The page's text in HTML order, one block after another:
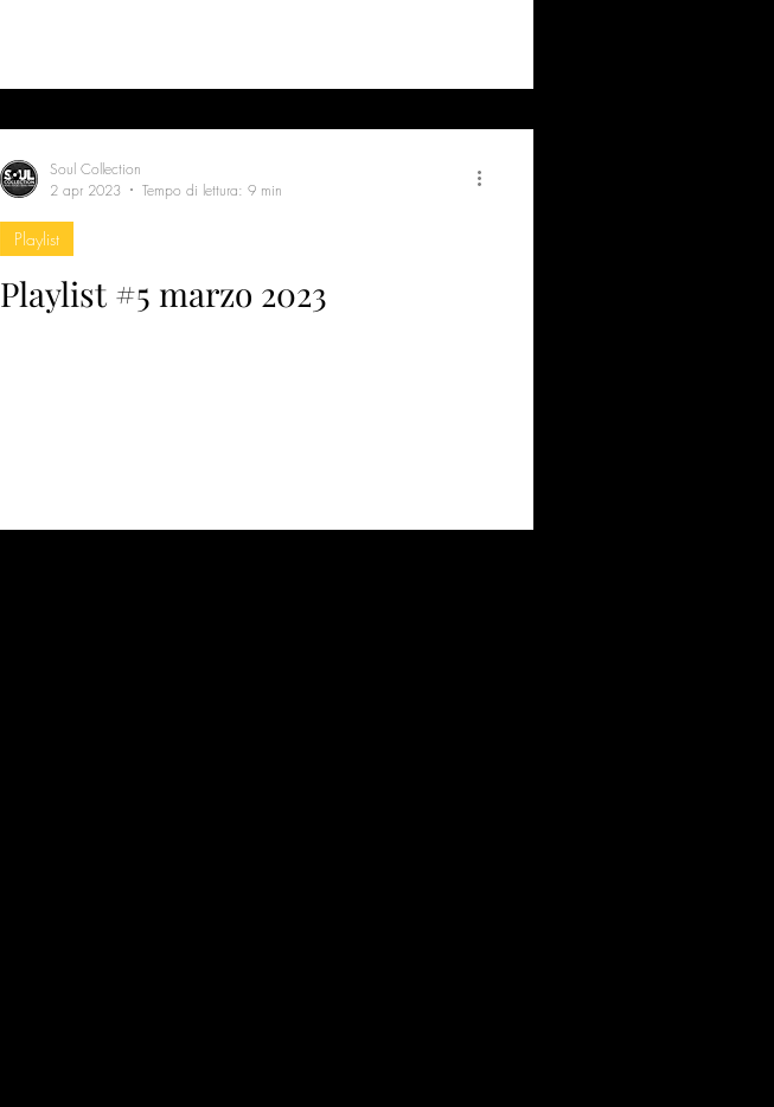
Playlist #5 marzo 2023
Playlist
Soul Collection
2 apr 2023
Tempo di lettura: 9 min